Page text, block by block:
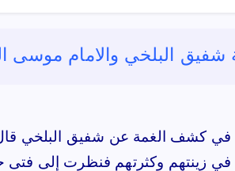
البلخي والامام موسى
في كشف الغمة عن شفيق البلخي قال :
في زينتهم وكثرتهم فنظرت إلى